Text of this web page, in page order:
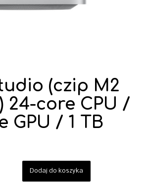
(czip M2
24-core CPU /
GPU / 1 TB
Dodaj do koszyka